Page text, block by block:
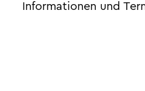
Informationen und